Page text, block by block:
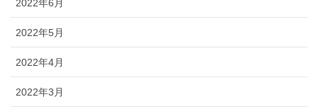
2022年6月
2022年5月
2022年4月
2022年3月